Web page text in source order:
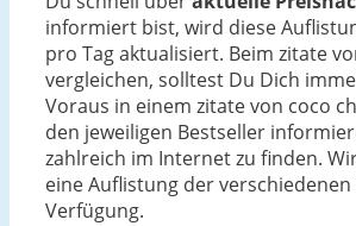
informiert bist, wird diese
pro Tag aktualisiert. Beim zitate
vergleichen, solltest Du Dich
Voraus in einem zitate von coco
den jeweiligen Bestseller
zahlreich im Internet zu finden.
eine Auflistung der verschiedenen
Verfügung.